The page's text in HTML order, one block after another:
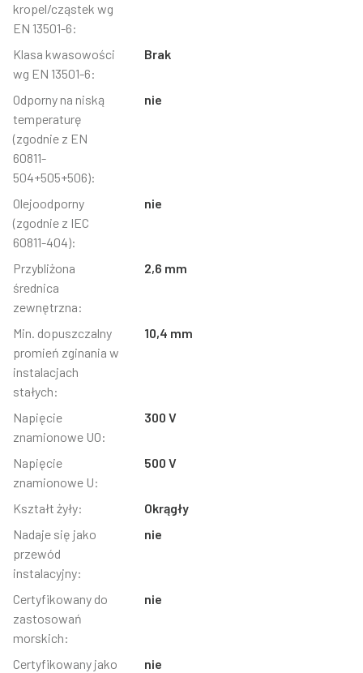
kropel/cząstek wg
EN 13501-6:
Klasa kwasowości
wg EN 13501-6:
Brak
Odporny na niską
temperaturę
(zgodnie z EN
60811-
504+505+506):
nie
Olejoodporny
(zgodnie z IEC
60811-404):
nie
Przybliżona
średnica
zewnętrzna:
2,6 mm
Min. dopuszczalny
promień zginania w
instalacjach
stałych:
10,4 mm
Napięcie
znamionowe U0:
300 V
Napięcie
znamionowe U:
500 V
Kształt żyły:
Okrągły
Nadaje się jako
przewód
instalacyjny:
nie
Certyfikowany do
zastosowań
morskich:
nie
Certyfikowany jako
nie